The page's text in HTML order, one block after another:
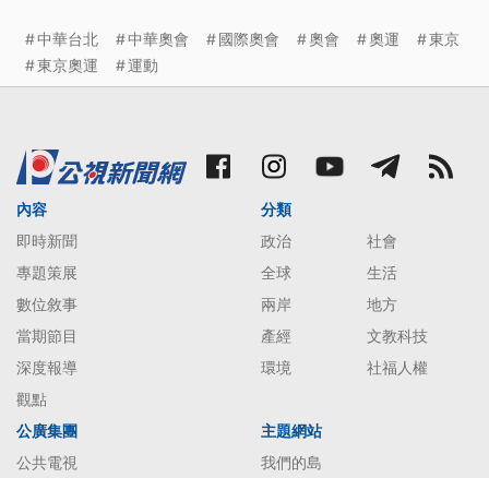
中華台北 中華奧會 國際奧會 奧會 奧運
東京
東京奧運
運動
內容
即時新聞
專題策展
數位敘事
當期節目
深度報導
觀點
分類
政治
社會
全球
生活
兩岸
地方
產經
文教科技
環境
社福人權
公廣集團
公共電視
主題網站
我們的島